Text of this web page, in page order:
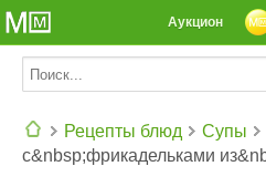
Аукцион
Рецепты блюд Супы
с&nbsp;фрикадельками